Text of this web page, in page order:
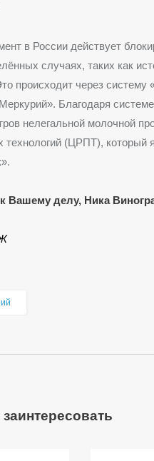
в России действует
случаях, таких как
происходит через систему
Благодаря
нелегальной молочной
технологий (ЦРПТ), который
Вашему делу, Ника